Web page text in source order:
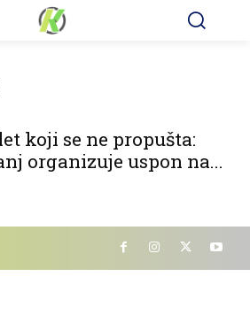
koji se ne propušta:
organizuje uspon na...